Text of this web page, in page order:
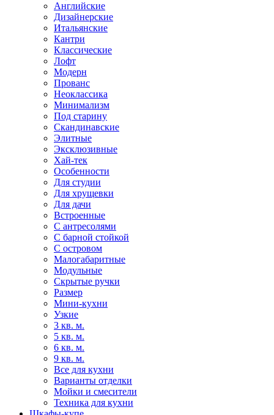
Английские
Дизайнерские
Итальянские
Кантри
Классические
Лофт
Модерн
Прованс
Неоклассика
Минимализм
Под старину
Скандинавские
Элитные
Эксклюзивные
Хай-тек
Особенности
Для студии
Для хрущевки
Для дачи
Встроенные
С антресолями
С барной стойкой
С островом
Малогабаритные
Модульные
Скрытые ручки
Размер
Мини-кухни
Узкие
3 кв. м.
5 кв. м.
6 кв. м.
9 кв. м.
Все для кухни
Варианты отделки
Мойки и смесители
Техника для кухни